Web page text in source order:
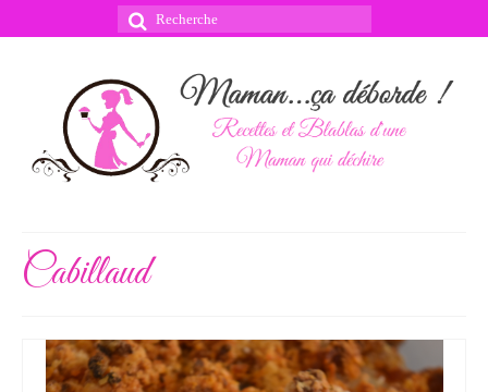
Rechercher
Cabillaud